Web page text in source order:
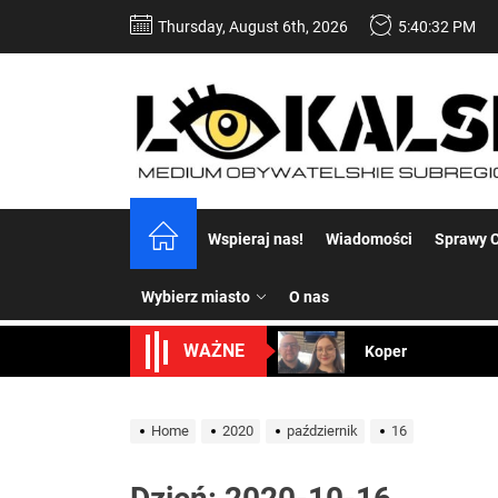
Thursday, August 6th, 2026 5:40:33 PM
Wspieraj nas! Wiadomości Sprawy
Wybierz miasto O nas
WAŻNE
Koper – część 2.
Uwaga Dębieńsko
Home 2020 październik 16